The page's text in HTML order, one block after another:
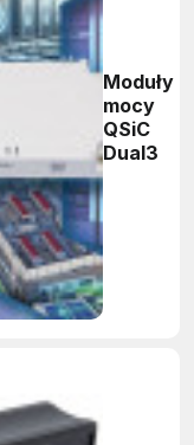
Moduły
mocy
QSiC
Dual3